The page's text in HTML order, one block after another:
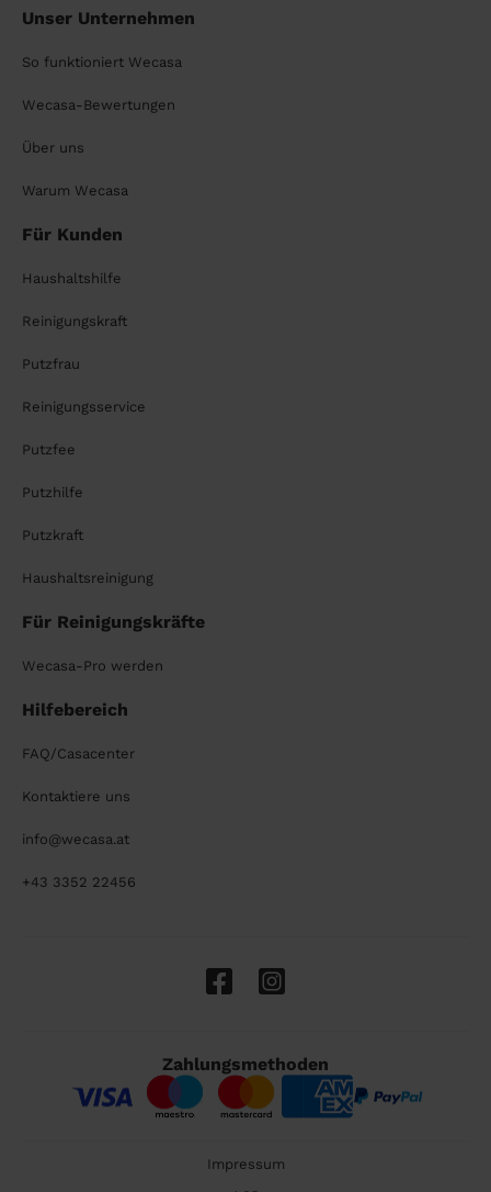
Unser Unternehmen
So funktioniert Wecasa
Wecasa-Bewertungen
Über uns
Warum Wecasa
Für Kunden
Haushaltshilfe
Reinigungskraft
Putzfrau
Reinigungsservice
Putzfee
Putzhilfe
Putzkraft
Haushaltsreinigung
Für Reinigungskräfte
Wecasa-Pro werden
Hilfebereich
FAQ/Casacenter
Kontaktiere uns
info@wecasa.at
+43 3352 22456
Zahlungsmethoden
Impressum